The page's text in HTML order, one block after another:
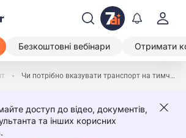
Безкоштовні вебінари Отримати
Чи потрібно вказувати транспорт на тимчасовому обліку у відомості
доступ до відео, документів,
та інших корисних